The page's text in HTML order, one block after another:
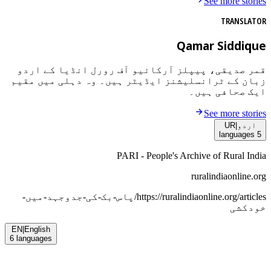
TRANSLATOR
Qamar Siddique
قمر صدیقی، پیپلز آرکائیو آف رورل انڈیا کے اردو
زبان کے ٹرانسلیشنز ایڈیٹر ہیں۔ وہ دہلی میں مقیم
ایک صحافی ہیں۔
See more stories
اردو |
UR
5
languages
PARI - People's Archive of Rural India
ruralindiaonline.org
https://ruralindiaonline.org/articles/ پاس-بک-کی-جدوجہد-میں-
خودکشی
EN English
6 languages